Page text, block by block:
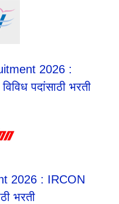
2026 :
पदांसाठी भरती
2026 : IRCON
भरती